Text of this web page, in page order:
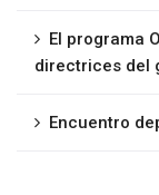
El programa
directrices del
Encuentro